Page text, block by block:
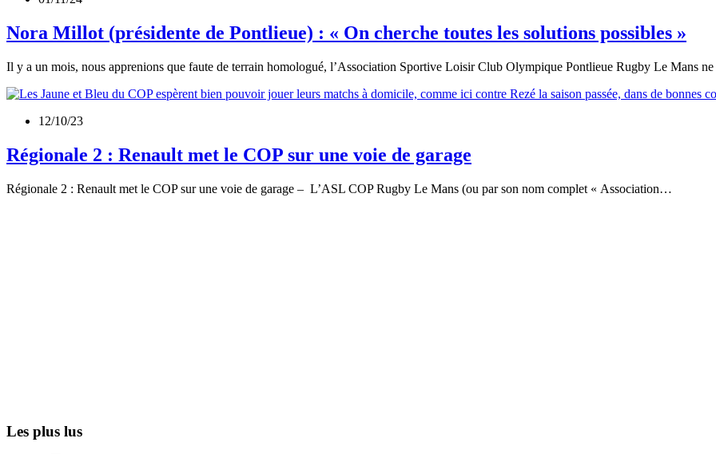
Nora Millot (présidente de Pontlieue) : « On cherche toutes les solutions possibles »
Il y a un mois, nous apprenions que faute de terrain homologué, l’Association Sportive Loisir Club Olympique Pontlieue Rugby Le Mans
12/10/23
Régionale 2 : Renault met le COP sur une voie de garage
Régionale 2 : Renault met le COP sur une voie de garage – L’ASL COP Rugby Le Mans (ou par son nom complet « Association…
Les plus lus